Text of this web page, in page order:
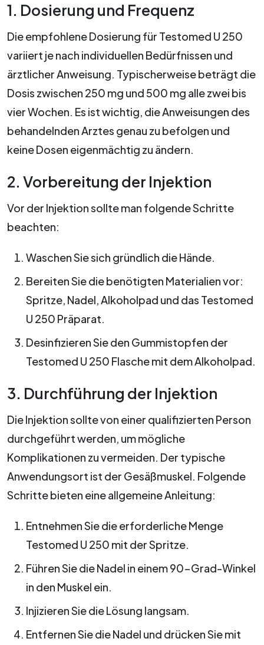
1. Dosierung und Frequenz
Die empfohlene Dosierung für Testomed U 250
variiert je nach individuellen Bedürfnissen und
ärztlicher Anweisung. Typischerweise beträgt die
Dosis zwischen 250 mg und 500 mg alle zwei bis
vier Wochen. Es ist wichtig, die Anweisungen des
behandelnden Arztes genau zu befolgen und
keine Dosen eigenmächtig zu ändern.
2. Vorbereitung der Injektion
Vor der Injektion sollte man folgende Schritte
beachten:
Waschen Sie sich gründlich die Hände.
Bereiten Sie die benötigten Materialien vor:
Spritze, Nadel, Alkoholpad und das Testomed
U 250 Präparat.
Desinfizieren Sie den Gummistopfen der
Testomed U 250 Flasche mit dem Alkoholpad.
3. Durchführung der Injektion
Die Injektion sollte von einer qualifizierten Person
durchgeführt werden, um mögliche
Komplikationen zu vermeiden. Der typische
Anwendungsort ist der Gesäßmuskel. Folgende
Schritte bieten eine allgemeine Anleitung:
Entnehmen Sie die erforderliche Menge
Testomed U 250 mit der Spritze.
Führen Sie die Nadel in einem 90-Grad-Winkel
in den Muskel ein.
Injizieren Sie die Lösung langsam.
Entfernen Sie die Nadel und drücken Sie mit